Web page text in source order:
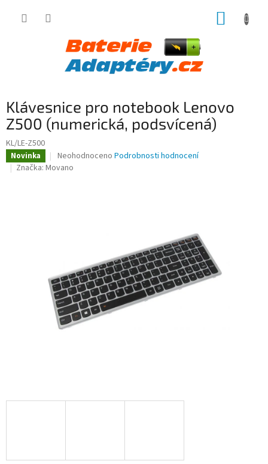
Klávesnice pro notebook Lenovo
Z500 (numerická, podsvícená)
KL/LE-Z500
Novinka
Průměrné
hodnocení
Neohodnoceno Podrobnosti hodnocení
Značka: Movano